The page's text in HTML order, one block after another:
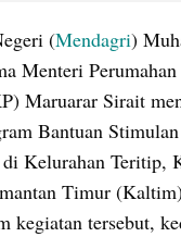
(Mendagri)
Menteri
Maruarar Sirait
Bantuan
Timur
kegiatan tersebut,